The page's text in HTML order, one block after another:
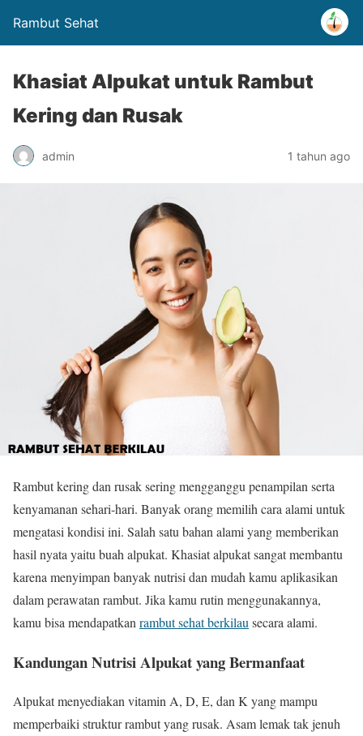
Rambut Sehat
Khasiat Alpukat untuk Rambut
Kering dan Rusak
admin 1 tahun ago
Rambut kering dan rusak sering mengganggu penampilan serta
kenyamanan sehari-hari. Banyak orang memilih cara alami untuk
mengatasi kondisi ini. Salah satu bahan alami yang memberikan
hasil nyata yaitu buah alpukat. Khasiat alpukat sangat membantu
karena menyimpan banyak nutrisi dan mudah kamu aplikasikan
dalam perawatan rambut. Jika kamu rutin menggunakannya,
kamu bisa mendapatkan rambut sehat berkilau secara alami.
Kandungan Nutrisi Alpukat yang Bermanfaat
Alpukat menyediakan vitamin A, D, E, dan K yang mampu
memperbaiki struktur rambut yang rusak. Asam lemak tak jenuh